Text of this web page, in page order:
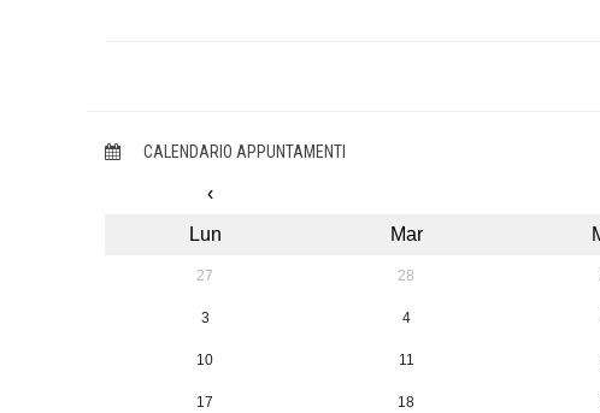
CALENDARIO APPUNTAMENTI
‹
Lun
Mar
27 28
3 4
10 11
17 18